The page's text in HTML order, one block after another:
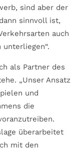
sind aber der
sinnvoll ist,
auch
als Partner des
„Unser Ansatz
und
die
überarbeitet
mit den